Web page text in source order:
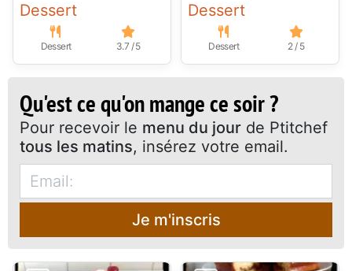
Dessert
Dessert 3.7 / 5
Dessert
Dessert 2 / 5
Qu'est ce qu'on mange ce soir ?
Pour recevoir le menu du jour de Ptitchef
tous les matins, insérez votre email.
Je m'inscris